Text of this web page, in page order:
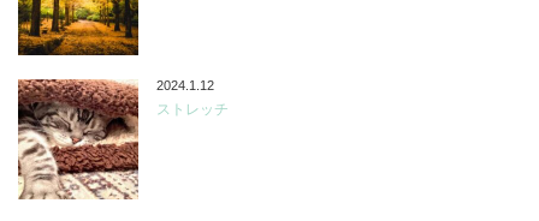
2024.1.12
ストレッチ